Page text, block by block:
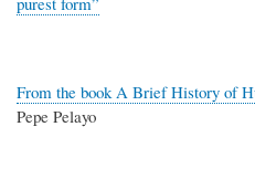
From the book A Brief History of
Pepe Pelayo